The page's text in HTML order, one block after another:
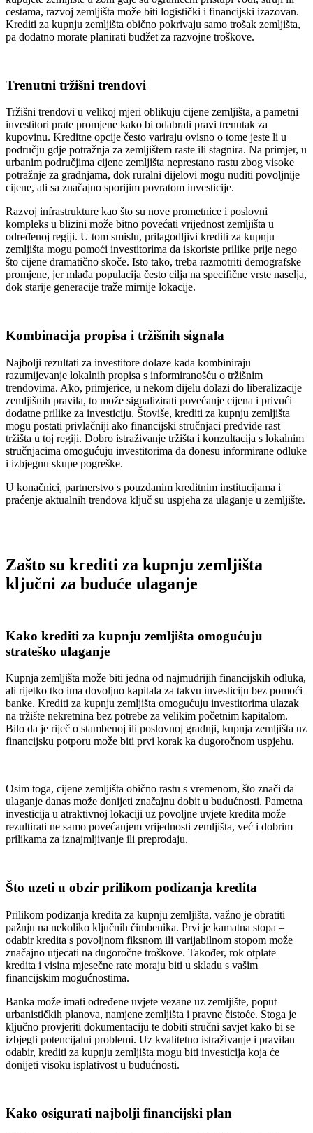
cestama, razvoj zemljišta može biti logistički i financijski izazovan.
Krediti za kupnju zemljišta obično pokrivaju samo trošak zemljišta,
pa dodatno morate planirati budžet za razvojne troškove.
Trenutni tržišni trendovi
Tržišni trendovi u velikoj mjeri oblikuju cijene zemljišta, a pametni
investitori prate promjene kako bi odabrali pravi trenutak za
kupovinu. Kreditne opcije često variraju ovisno o tome jeste li u
području gdje potražnja za zemljištem raste ili stagnira. Na primjer, u
urbanim područjima cijene zemljišta neprestano rastu zbog visoke
potražnje za gradnjama, dok ruralni dijelovi mogu nuditi povoljnije
cijene, ali sa značajno sporijim povratom investicije.
Razvoj infrastrukture kao što su nove prometnice i poslovni
kompleks u blizini može bitno povećati vrijednost zemljišta u
određenoj regiji. U tom smislu, prilagodljivi krediti za kupnju
zemljišta mogu pomoći investitorima da iskoriste prilike prije nego
što cijene dramatično skoče. Isto tako, treba razmotriti demografske
promjene, jer mlađa populacija često cilja na specifične vrste naselja,
dok starije generacije traže mirnije lokacije.
Kombinacija propisa i tržišnih signala
Najbolji rezultati za investitore dolaze kada kombiniraju
razumijevanje lokalnih propisa s informiranošću o tržišnim
trendovima. Ako, primjerice, u nekom dijelu dolazi do liberalizacije
zemljišnih pravila, to može signalizirati povećanje cijena i privući
dodatne prilike za investiciju. Štoviše, krediti za kupnju zemljišta
mogu postati privlačniji ako financijski stručnjaci predvide rast
tržišta u toj regiji. Dobro istraživanje tržišta i konzultacija s lokalnim
stručnjacima omogućuju investitorima da donesu informirane odluke
i izbjegnu skupe pogreške.
U konačnici, partnerstvo s pouzdanim kreditnim institucijama i
praćenje aktualnih trendova ključ su uspjeha za ulaganje u zemljište.
Zašto su krediti za kupnju zemljišta
ključni za buduće ulaganje
Kako krediti za kupnju zemljišta omogućuju
strateško ulaganje
Kupnja zemljišta može biti jedna od najmudrijih financijskih odluka,
ali rijetko tko ima dovoljno kapitala za takvu investiciju bez pomoći
banke. Krediti za kupnju zemljišta omogućuju investitorima ulazak
na tržište nekretnina bez potrebe za velikim početnim kapitalom.
Bilo da je riječ o stambenoj ili poslovnoj gradnji, kupnja zemljišta uz
financijsku potporu može biti prvi korak ka dugoročnom uspjehu.
Osim toga, cijene zemljišta obično rastu s vremenom, što znači da
ulaganje danas može donijeti značajnu dobit u budućnosti. Pametna
investicija u atraktivnoj lokaciji uz povoljne uvjete kredita može
rezultirati ne samo povećanjem vrijednosti zemljišta, već i dobrim
prilikama za iznajmljivanje ili preprodaju.
Što uzeti u obzir prilikom podizanja kredita
Prilikom podizanja kredita za kupnju zemljišta, važno je obratiti
pažnju na nekoliko ključnih čimbenika. Prvi je kamatna stopa –
odabir kredita s povoljnom fiksnom ili varijabilnom stopom može
značajno utjecati na dugoročne troškove. Također, rok otplate
kredita i visina mjesečne rate moraju biti u skladu s vašim
financijskim mogućnostima.
Banka može imati određene uvjete vezane uz zemljište, poput
urbanističkih planova, namjene zemljišta i pravne čistoće. Stoga je
ključno provjeriti dokumentaciju te dobiti stručni savjet kako bi se
izbjegli potencijalni problemi. Uz kvalitetno istraživanje i pravilan
odabir, krediti za kupnju zemljišta mogu biti investicija koja će
donijeti visoku isplativost u budućnosti.
Kako osigurati najbolji financijski plan